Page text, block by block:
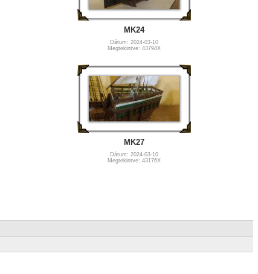
MK24
Dátum: 2024-03-10
Megtekintve: 43794X
MK27
Dátum: 2024-03-10
Megtekintve: 43176X